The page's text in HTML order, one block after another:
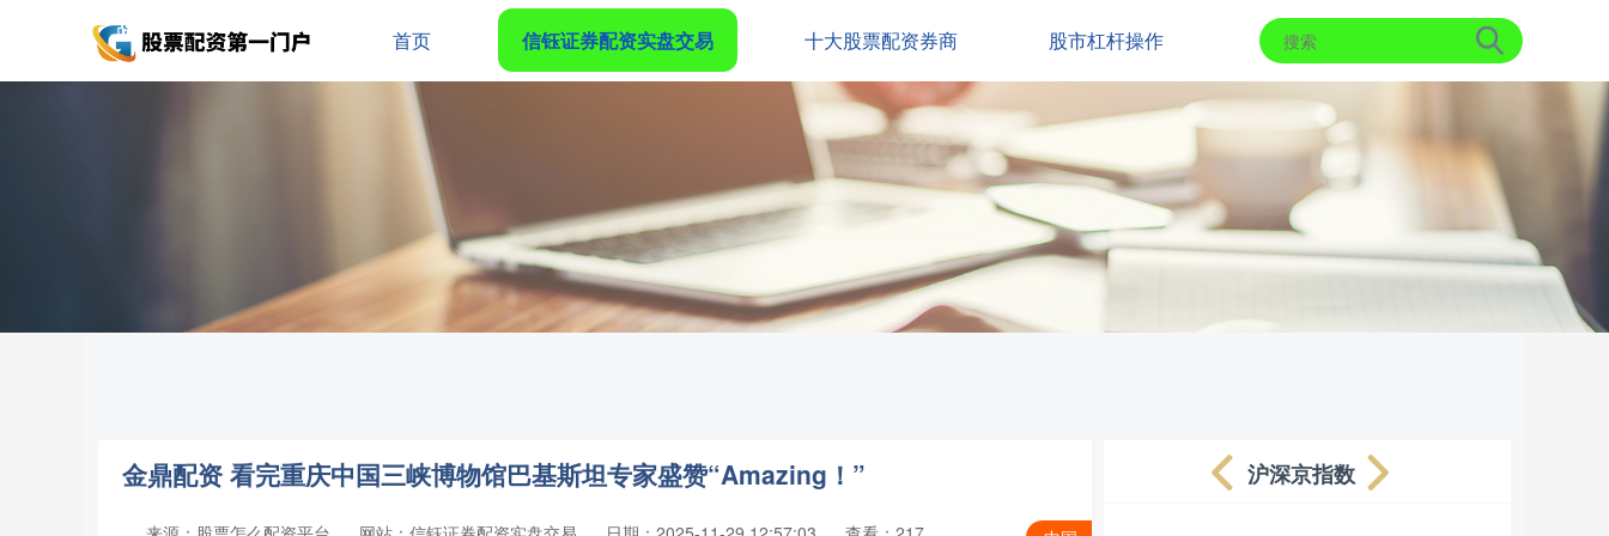
首页 信钰证券配资实盘交易 十大股票配资券商 股市杠杆操作
金鼎配资 看完重庆中国三峡博物馆巴基斯坦专家盛赞“Amazing！” 沪深京指数